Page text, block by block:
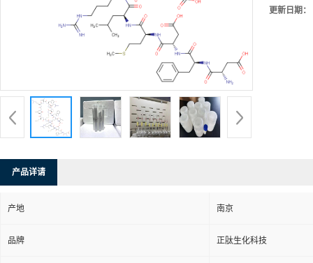
更新日期：
产品详请
产地 南京
品牌 正肽生化科技